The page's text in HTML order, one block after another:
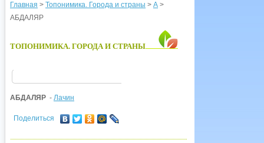
Главная > Топонимика. Города и страны > А >
АБДАЛЯР
ТОПОНИМИКА. ГОРОДА И СТРАНЫ
АБДАЛЯР - Лачин
Поделиться